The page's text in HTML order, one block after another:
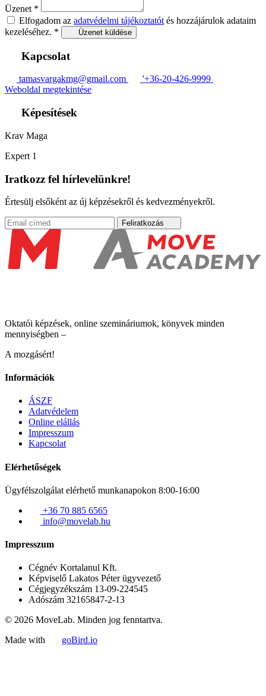
Üzenet *
Elfogadom az adatvédelmi tájékoztatót és hozzájárulok adataim
kezeléséhez. * Üzenet küldése
Kapcsolat
tamasvargakmg@gmail.com
'+36-20-426-9999
Weboldal megtekintése
Képesítések
Krav Maga
Expert 1
Iratkozz fel hírlevelünkre!
Értesülj elsőként az új képzésekről és kedvezményekről.
Feliratkozás
Oktatói képzések, online szemináriumok, könyvek minden
mennyiségben –
A mozgásért!
Információk
ÁSZF
Adatvédelem
Online elállás
Impresszum
Kapcsolat
Elérhetőségek
Ügyfélszolgálat elérhető munkanapokon 8:00-16:00
+36 70 885 6565
info@movelab.hu
Impresszum
Cégnév Kortalanul Kft.
Képviselő Lakatos Péter ügyvezető
Cégjegyzékszám 13-09-224545
Adószám 32165847-2-13
© 2026 MoveLab. Minden jog fenntartva.
Made with
goBird.io